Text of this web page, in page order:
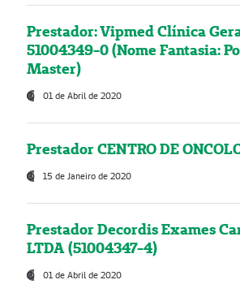
Prestador: Vipmed Clínica
51004349-0 (Nome Fantasia:
Master)
01 de Abril de 2020
Prestador CENTRO DE
15 de Janeiro de 2020
Prestador Decordis Exames
LTDA (51004347-4)
01 de Abril de 2020